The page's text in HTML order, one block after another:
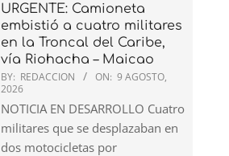
URGENTE: Camioneta
embistió a cuatro militares
en la Troncal del Caribe,
vía Riohacha – Maicao
BY: REDACCION ON: 9 AGOSTO,
2026
NOTICIA EN DESARROLLO Cuatro
militares que se desplazaban en
dos motocicletas por